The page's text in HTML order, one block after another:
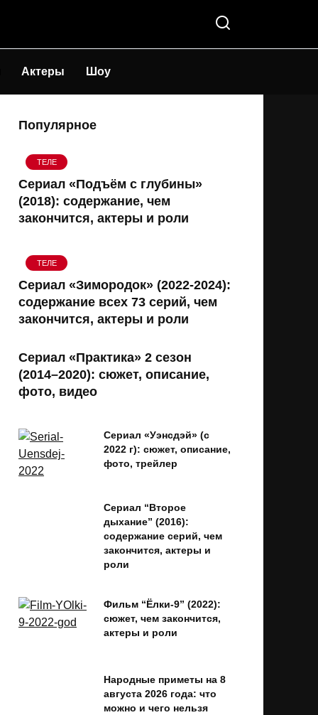
Актеры Шоу
Популярное
ТЕЛЕ
Сериал «Подъём с глубины»
(2018): содержание, чем
закончится, актеры и роли
ТЕЛЕ
Сериал «Зимородок» (2022-2024):
содержание всех 73 серий, чем
закончится, актеры и роли
Сериал «Практика» 2 сезон
(2014–2020): сюжет, описание,
фото, видео
Сериал «Уэнсдэй» (с
2022 г): сюжет, описание,
фото, трейлер
Сериал “Второе
дыхание” (2016):
содержание серий, чем
закончится, актеры и
роли
Фильм “Ёлки-9” (2022):
сюжет, чем закончится,
актеры и роли
Народные приметы на 8
августа 2026 года: что
можно и чего нельзя